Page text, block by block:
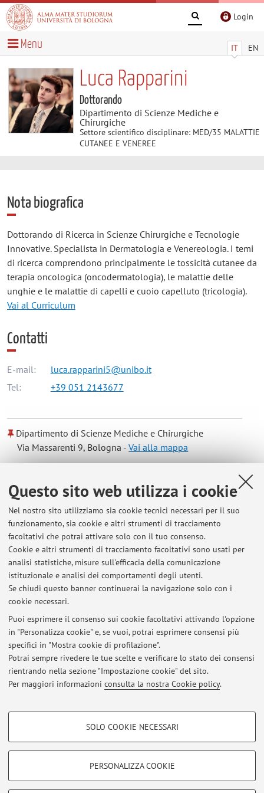
Questo sito web utilizza i cookie
Nel nostro sito utilizziamo sia cookie tecnici necessari per il suo
funzionamento, sia cookie e altri strumenti di tracciamento
facoltativi che potrai attivare solo con il tuo consenso.
Cookie e altri strumenti di tracciamento facoltativi sono usati per
analisi statistiche, misure sull'efficacia della comunicazione
istituzionale e analisi dei comportamenti degli utenti.
Se chiudi questo banner continuerai la navigazione solo con i
cookie necessari.
Puoi esprimere il consenso sui cookie facoltativi attivando l'opzione
in "Personalizza cookie" e, se vuoi, potrai esprimere consensi più
specifici in "Mostra cookie di profilazione".
Potrai sempre rivedere le tue scelte e verificare lo stato dei consensi
rientrando nella sezione "Impostazione cookie" del sito.
Per maggiori informazioni consulta la nostra Cookie policy.
COOKIE DI PROFILAZIONE - FACOLTATIVI
SOLO COOKIE NECESSARI
PERSONALIZZA COOKIE
Login
IT EN
Menu
Luca Rapparini
Dottorando
Dipartimento di Scienze Mediche e
Chirurgiche
Settore scientifico disciplinare: MED/35 MALATTIE
CUTANEE E VENEREE
Nota biografica
Dottorando di Ricerca in Scienze Chirurgiche e Tecnologie
Innovative. Specialista in Dermatologia e Venereologia. I temi
di ricerca comprendono principalmente le tossicità cutanee da
terapia oncologica (oncodermatologia), le malattie delle
unghie e le malattie di capelli e cuoio capelluto (tricologia).
Vai al Curriculum
Contatti
E-mail:
luca.rapparini5@unibo.it
Tel:
+39 051 2143677
Dipartimento di Scienze Mediche e Chirurgiche
Via Massarenti 9, Bologna -Vai alla mappa
Risorse in rete
ORCID
Orario di ricevimento
Previo appuntamento da concordare via email.
Ultimi avvisi
Al momento non sono presenti avvisi.
Area riservata
Accedi tramiteloginper gestire tutti i contenuti del sito.